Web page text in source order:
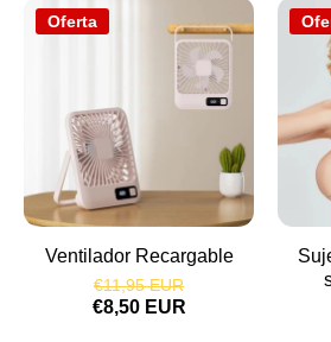
Oferta
Ventilador Recargable
€11,95 EUR
€8,50 EUR